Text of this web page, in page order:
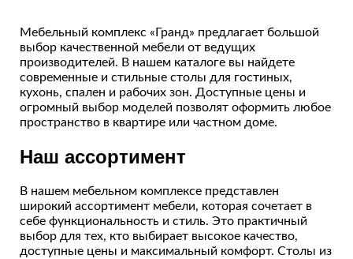
Мебельный комплекс «Гранд» предлагает большой
выбор качественной мебели от ведущих
производителей. В нашем каталоге вы найдете
современные и стильные столы для гостиных,
кухонь, спален и рабочих зон. Доступные цены и
огромный выбор моделей позволят оформить любое
пространство в квартире или частном доме.
Наш ассортимент
В нашем мебельном комплексе представлен
широкий ассортимент мебели, которая сочетает в
себе функциональность и стиль. Это практичный
выбор для тех, кто выбирает высокое качество,
доступные цены и максимальный комфорт. Столы из